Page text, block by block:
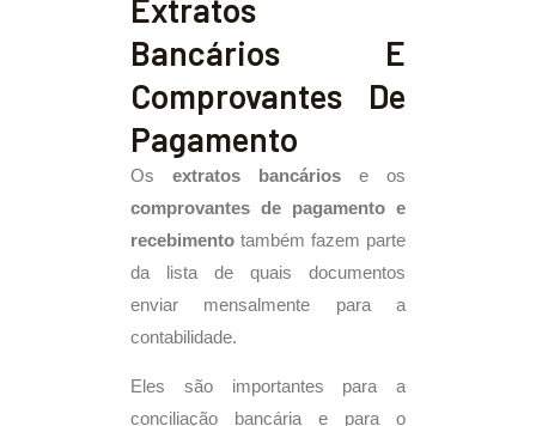
Extratos
Bancários E
Comprovantes De
Pagamento
Os extratos bancários e os
comprovantes de pagamento e
recebimento também fazem parte
da lista de quais documentos
enviar mensalmente para a
contabilidade.
Eles são importantes para a
conciliação bancária e para o